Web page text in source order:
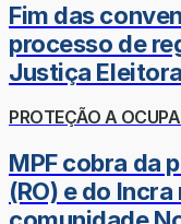
Fim das
processo de
Justiça
PROTEÇÃO A
MPF cobra da
(RO) e do